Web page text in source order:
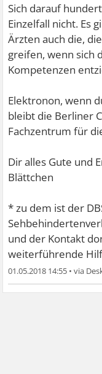
Sich darauf
Einzelfall nicht. Es
Ärzten auch die,
greifen, wenn sich
Kompetenzen
Elektronon, wenn
bleibt die Berliner
Fachzentrum für
Dir alles Gute und
Blättchen
* zu dem ist der
und der Kontakt
weiterführende
01.05.2018 14:55 •